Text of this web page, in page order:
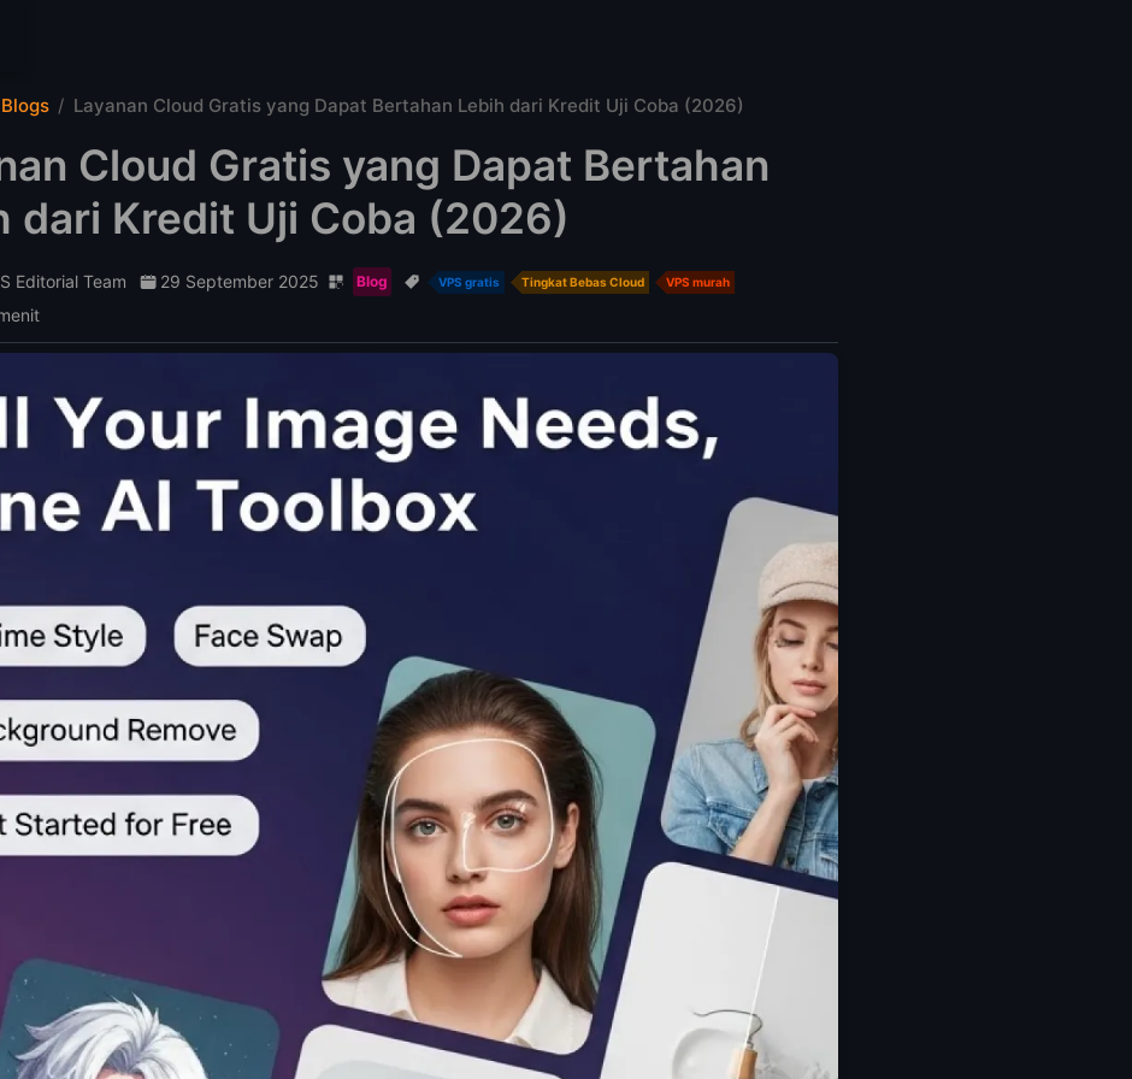
Blogs Layanan Cloud Gratis yang Dapat Bertahan Lebih dari Kredit Uji Coba (2026)
Cloud Gratis yang Dapat Bertahan
dari Kredit Uji Coba (2026)
Editorial Team 29 September 2025 Blog VPS gratis Tingkat Bebas Cloud VPS murah